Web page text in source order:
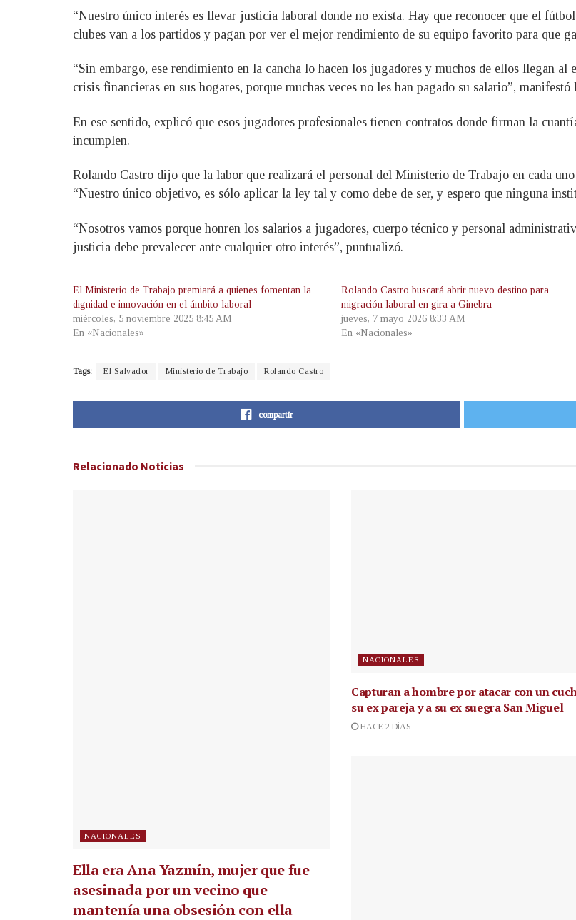
“Nuestro único interés es llevar justicia laboral donde no exista. Hay que reconocer que el
clubes van a los partidos y pagan por ver el mejor rendimiento de su equipo favorito para que
“Sin embargo, ese rendimiento en la cancha lo hacen los jugadores y muchos de ellos llegan al
crisis financieras en sus hogares, porque muchas veces no les han pagado su salario”, manifestó
En ese sentido, explicó que esos jugadores profesionales tienen contratos donde firman la
incumplen.
Rolando Castro dijo que la labor que realizará el personal del Ministerio de Trabajo en cada
“Nuestro único objetivo, es sólo aplicar la ley tal y como debe de ser, y espero que ninguna
“Nosotros vamos porque honren los salarios a jugadores, cuerpo técnico y personal
justicia debe prevalecer ante cualquier otro interés”, puntualizó.
El Ministerio de Trabajo premiará a quienes fomentan la
dignidad e innovación en el ámbito laboral
miércoles, 5 noviembre 2025 8:45 AM
En «Nacionales»
Rolando Castro buscará abrir nuevo destino para
migración laboral en gira a Ginebra
jueves, 7 mayo 2026 8:33 AM
En «Nacionales»
Tags: El Salvador Ministerio de Trabajo Rolando Castro
compartir
Relacionado Noticias
NACIONALES
Ella era Ana Yazmín, mujer que fue
asesinada por un vecino que
mantenía una obsesión con ella
NACIONALES
Capturan a hombre por atacar con un
su ex pareja y a su ex suegra San Miguel
HACE 2 DÍAS